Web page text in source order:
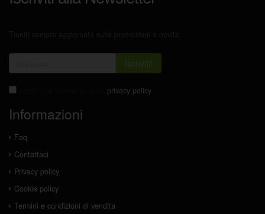
Iscriviti!
privacy policy
Informazioni
Faq
Contattaci
Privacy policy
Cookie policy
Termini e condizioni di vendita